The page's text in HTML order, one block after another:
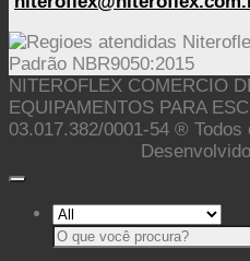
NITEROFLEX COMERCIO
EQUIPAMENTOS PARA
03.017.382/0001-54 ®
Pesquisar